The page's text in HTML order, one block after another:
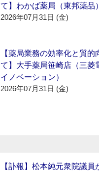
て】わかば薬局（東邦薬品）
2026年07月31日 (金)
【薬局業務の効率化と質的
て】大手薬局笹崎店（三菱
イノベーション）
2026年07月31日 (金)
【訃報】松本純元衆院議員